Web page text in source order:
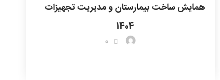
همایش ساخت بیمارستان و مدیریت تجهیزات
1404
0